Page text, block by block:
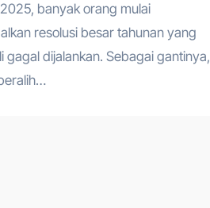
resolusi besar tahunan yang
gagal dijalankan. Sebagai gantinya,